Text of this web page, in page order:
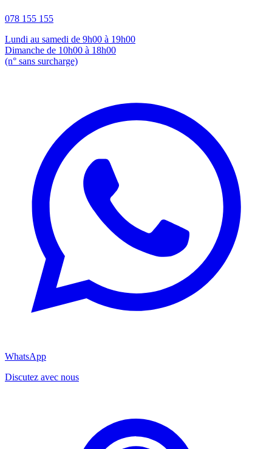
078 155 155
Lundi au samedi de 9h00 à 19h00
Dimanche de 10h00 à 18h00
(n° sans surcharge)
WhatsApp
Discutez avec nous